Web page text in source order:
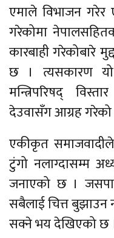
एमाले विभाजन गरेर
गरेकोमा
कारबाही गरेकोबारे
छ । त्यसकारण यो
मन्त्रिपरिषद्
देउवासँग आग्रह
एकीकृत समाजवादीले
टुंगो नलाग्दासम्म
जनाएको छ ।
सबैलाई चित्त बुझाउन
सक्ने भय देखिएको छ